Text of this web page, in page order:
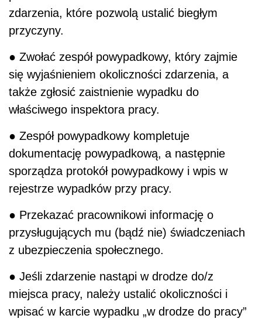
zdarzenia, które pozwolą ustalić biegłym
przyczyny.
● Zwołać zespół powypadkowy, który zajmie
się wyjaśnieniem okoliczności zdarzenia, a
także zgłosić zaistnienie wypadku do
właściwego inspektora pracy.
● Zespół powypadkowy kompletuje
dokumentację powypadkową, a następnie
sporządza protokół powypadkowy i wpis w
rejestrze wypadków przy pracy.
● Przekazać pracownikowi informację o
przysługujących mu (bądź nie) świadczeniach
z ubezpieczenia społecznego.
● Jeśli zdarzenie nastąpi w drodze do/z
miejsca pracy, należy ustalić okoliczności i
wpisać w karcie wypadku „w drodze do pracy”